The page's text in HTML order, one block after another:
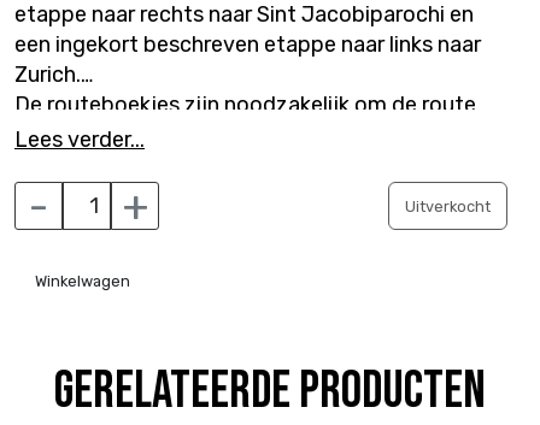
etappe naar rechts naar Sint Jacobiparochi en
een ingekort beschreven etappe naar links naar
Zurich.
De routeboekjes zijn noodzakelijk om de route
goed te kunnen volgen en bevatten alle relevante
interactieve kaart voor onderweg te raadplegen
staat ook in de routeboekjes, net als toegang
De complete set aanschaffen geeft veel
Lees verder...
- + Uitverkocht
Winkelwagen
Gerelateerde producten